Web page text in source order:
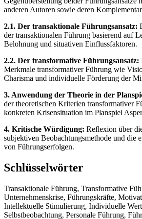
anderen Autoren sowie deren
2.1. Der transaktionale Führungsansatz:
der transaktionalen Führung basierend auf
Belohnung und situativen Einflussfaktoren.
2.2. Der transformative Führungsansatz:
Merkmale transformativer Führung wie
Charisma und individuelle Förderung der
3. Anwendung der Theorie in der
der theoretischen Kriterien transformativer
konkreten Krisensituation im Planspiel
4. Kritische Würdigung: Reflexion über
subjektiven Beobachtungsmethode und die
von Führungserfolgen.
Schlüsselwörter
Transaktionale Führung, Transformative
Unternehmenskrise, Führungskräfte,
Intellektuelle Stimulierung, Individuelle
Selbstbeobachtung, Personale Führung,